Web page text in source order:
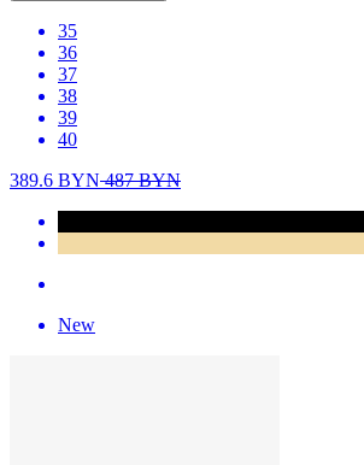
35
36
37
38
39
40
389.6 BYN487BYN
New